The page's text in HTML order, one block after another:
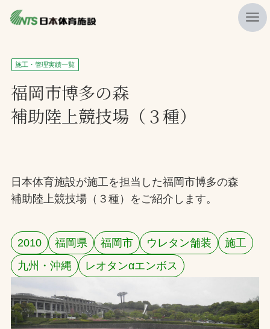
私たちの強み
ニュース
プレスリリース
施工・管理実績一覧
会社概要
採用情報
お取引先の皆様へ
施工・管理実績一覧
福岡市博多の森
補助陸上競技場（３種）
日本体育施設が施工を担当した福岡市博多の森
補助陸上競技場（３種）をご紹介します。
2010 福岡県 福岡市 ウレタン舗装
施工
九州・沖縄
レオタンαエンボス